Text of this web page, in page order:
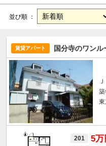
並び順 ：
賃貸アパート 国分寺のワンル
東
201 5万